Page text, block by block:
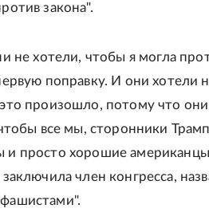
закона".
не хотели, чтобы я могла
поправку. И они хотели
произошло, потому что
все мы, сторонники
и просто хорошие
член конгресса,